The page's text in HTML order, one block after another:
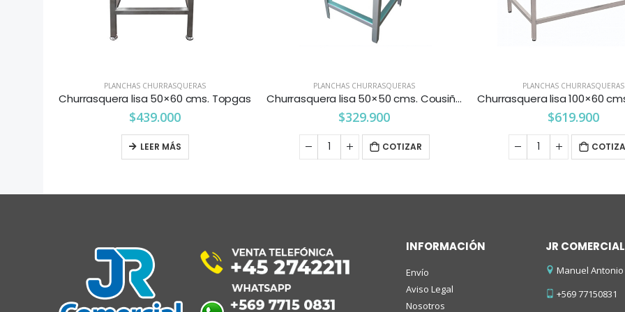
PLANCHAS CHURRASQUERAS
Churrasquera lisa 50×60 cms. Topgas
$439.000
LEER MÁS
PLANCHAS CHURRASQUERAS
Churrasquera lisa 50×50 cms. Cousiño
$329.900
COTIZAR
PLANCHAS CHURRASQUERAS
Churrasquera lisa 100×60
$619.900
INFORMACIÓN
Envío
Aviso Legal
Nosotros
JR COMERCIAL
Manuel Antonio
+569 77150831